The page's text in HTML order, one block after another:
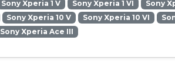
Sony Xperia 1 V Sony Xperia 1 VI Sony
Sony Xperia 10 V Sony Xperia 10 VI
Sony Xperia Ace III